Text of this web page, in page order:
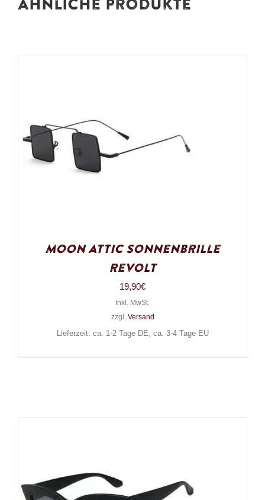
Ähnliche Produkte
Moon Attic Sonnenbrille
Revolt
19,90€
Inkl. MwSt.
zzgl. Versand
Lieferzeit: ca. 1-2 Tage DE, ca. 3-4 Tage EU